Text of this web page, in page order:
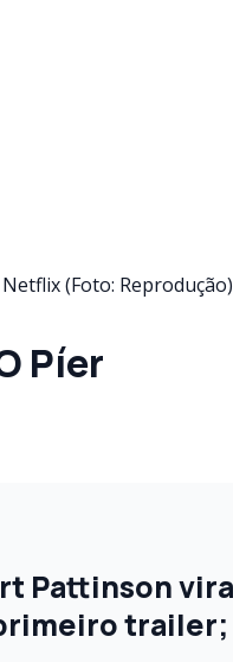
(Foto: Reprodução)
Píer
Pattinson
trailer;